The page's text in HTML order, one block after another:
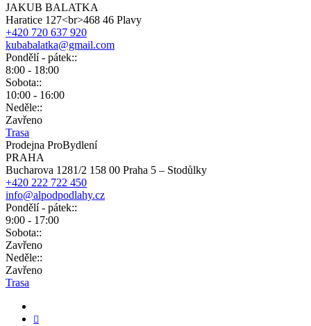
JAKUB BALATKA
Haratice 127<br>468 46 Plavy
+420 720 637 920
kubabalatka@gmail.com
Pondělí - pátek::
8:00 - 18:00
Sobota::
10:00 - 16:00
Neděle::
Zavřeno
Trasa
Prodejna ProBydlení
PRAHA
Bucharova 1281/2 158 00 Praha 5 – Stodůlky
+420 222 722 450
info@alpodpodlahy.cz
Pondělí - pátek::
9:00 - 17:00
Sobota::
Zavřeno
Neděle::
Zavřeno
Trasa